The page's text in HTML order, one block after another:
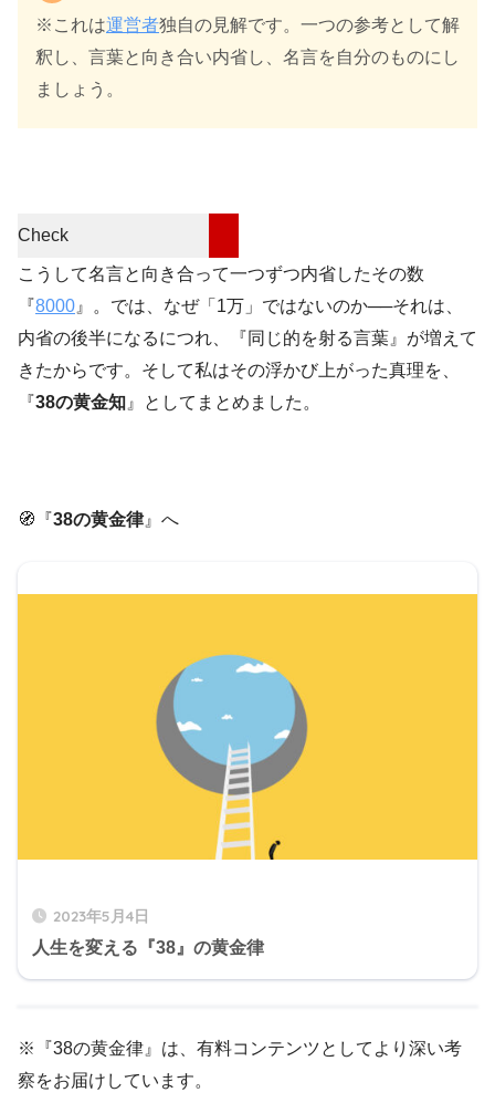
※これは運営者独自の見解です。一つの参考として解
釈し、言葉と向き合い内省し、名言を自分のものにし
ましょう。
Check
こうして名言と向き合って一つずつ内省したその数
『8000』。では、なぜ「1万」ではないのか──それは、
内省の後半になるにつれ、『同じ的を射る言葉』が増えて
きたからです。そして私はその浮かび上がった真理を、
『38の黄金知』としてまとめました。
🧭『38の黄金律』へ
2023年5月4日
人生を変える『38』の黄金律
※『38の黄金律』は、有料コンテンツとしてより深い考
察をお届けしています。